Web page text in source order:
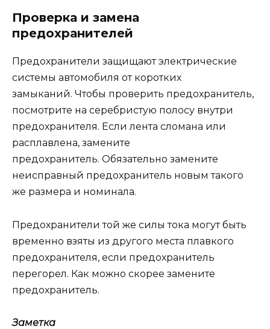
Проверка и замена
предохранителей
Предохранители защищают электрические
системы автомобиля от коротких
замыканий. Чтобы проверить предохранитель,
посмотрите на серебристую полосу внутри
предохранителя. Если лента сломана или
расплавлена, замените
предохранитель. Обязательно замените
неисправный предохранитель новым такого
же размера и номинала.
Предохранители той же силы тока могут быть
временно взяты из другого места плавкого
предохранителя, если предохранитель
перегорел. Как можно скорее замените
предохранитель.
Заметка